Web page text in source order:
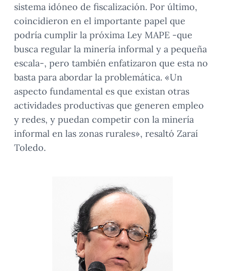
sistema idóneo de fiscalización. Por último,
coincidieron en el importante papel que
podría cumplir la próxima Ley MAPE -que
busca regular la minería informal y a pequeña
escala-, pero también enfatizaron que esta no
basta para abordar la problemática. «Un
aspecto fundamental es que existan otras
actividades productivas que generen empleo
y redes, y puedan competir con la minería
informal en las zonas rurales», resaltó Zaraí
Toledo.